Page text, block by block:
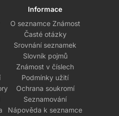
Informace
O seznamce Známost
Časté otázky
Srovnání seznamek
Slovník pojmů
Známost v číslech
Podmínky užití
Ochrana soukromí
Seznamování
Nápověda k seznamce